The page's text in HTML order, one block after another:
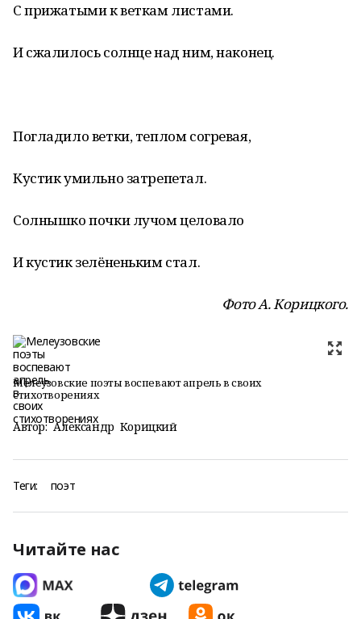
С прижатыми к веткам листами.
И сжалилось солнце над ним, наконец.
Погладило ветки, теплом согревая,
Кустик умильно затрепетал.
Солнышко почки лучом целовало
И кустик зелёненьким стал.
Фото А. Корицкого.
Мелеузовские поэты воспевают апрель в своих
стихотворениях
Автор: Александр Корицкий
Теги: поэт
Читайте нас